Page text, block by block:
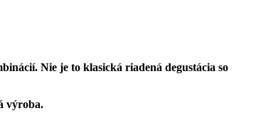
Nie je to klasická riadená degustácia so
výroba.